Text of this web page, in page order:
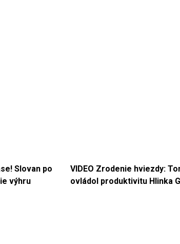
Slovan po
výhru
VIDEO Zrodenie hviezdy:
ovládol produktivitu Hlinka